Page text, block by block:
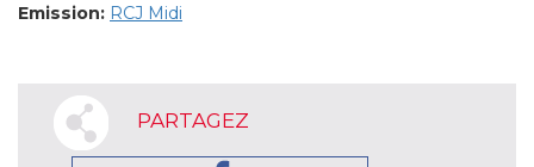
Emission: RCJ Midi
PARTAGEZ